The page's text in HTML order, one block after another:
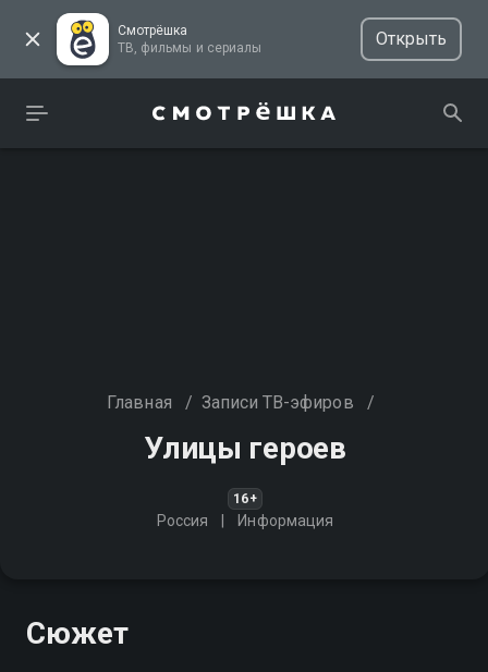
Смотрёшка
ТВ, фильмы и сериалы
Открыть
Главная / Записи ТВ-эфиров /
Улицы героев
16+
Россия Информация
Сюжет